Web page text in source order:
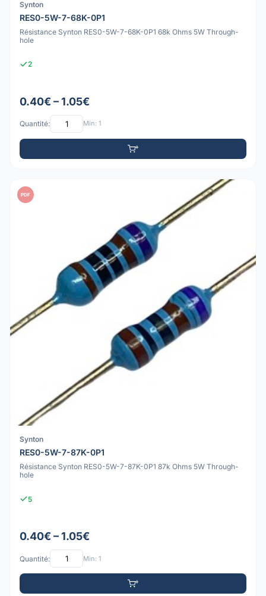
Synton
RES0-5W-7-68K-0P1
Résistance Synton RES0-5W-7-68K-0P1 68k Ohms 5W Through-
hole
2
0.40€ – 1.05€
Quantité: Min: 1
PDF
Synton
RES0-5W-7-87K-0P1
Résistance Synton RES0-5W-7-87K-0P1 87k Ohms 5W Through-
hole
5
0.40€ – 1.05€
Quantité: Min: 1